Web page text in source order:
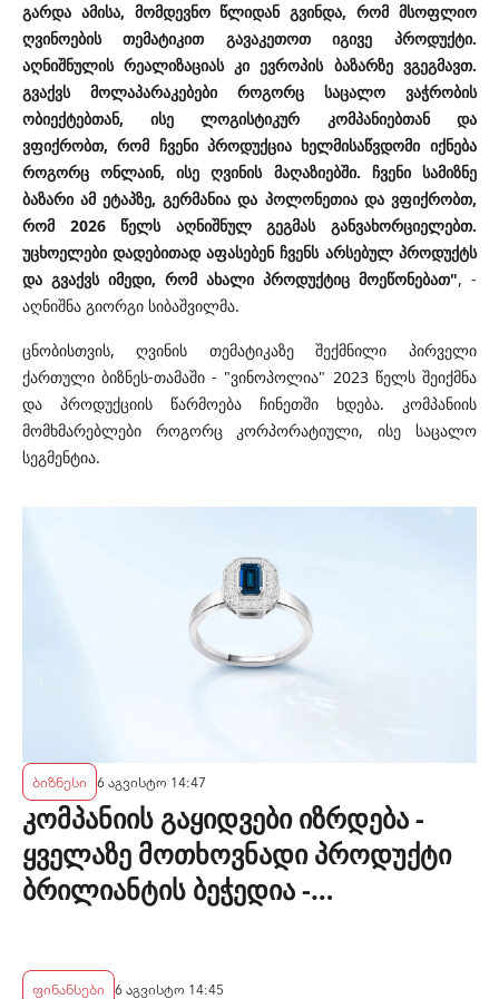
გარდა ამისა, მომდევნო წლიდან გვინდა, რომ მსოფლიო
ღვინოების თემატიკით გავაკეთოთ იგივე პროდუქტი.
აღნიშნულის რეალიზაციას კი ევროპის ბაზარზე ვგეგმავთ.
გვაქვს მოლაპარაკებები როგორც საცალო ვაჭრობის
ობიექტებთან, ისე ლოგისტიკურ კომპანიებთან და
ვფიქრობთ, რომ ჩვენი პროდუქცია ხელმისაწვდომი იქნება
როგორც ონლაინ, ისე ღვინის მაღაზიებში. ჩვენი სამიზნე
ბაზარი ამ ეტაპზე, გერმანია და პოლონეთია და ვფიქრობთ,
რომ 2026 წელს აღნიშნულ გეგმას განვახორციელებთ.
უცხოელები დადებითად აფასებენ ჩვენს არსებულ პროდუქტს
და გვაქვს იმედი, რომ ახალი პროდუქტიც მოეწონებათ", -
აღნიშნა გიორგი სიბაშვილმა.
ცნობისთვის, ღვინის თემატიკაზე შექმნილი პირველი
ქართული ბიზნეს-თამაში - "ვინოპოლია" 2023 წელს შეიქმნა
და პროდუქციის წარმოება ჩინეთში ხდება. კომპანიის
მომხმარებლები როგორც კორპორატიული, ისე საცალო
სეგმენტია.
ბიზნესი 6 აგვისტო 14:47
კომპანიის გაყიდვები იზრდება -
ყველაზე მოთხოვნადი პროდუქტი
ბრილიანტის ბეჭედია -
ფინანსები 6 აგვისტო 14:45